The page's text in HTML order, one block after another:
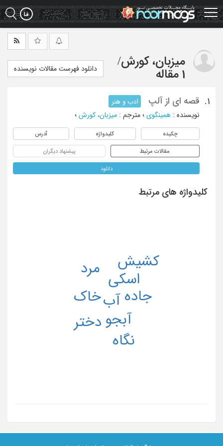
Skip
to
main
میزبان، کورش/
1 مقاله
دانلود فهرست مقالات نویسنده
1. قصه ای از آلپ
ادب و هنر
نویسنده : همینگوی ؛ مترجم : میزبان، کورش ؛
چکیده کلیدواژه آدرس
مقالات مرتبط پیشنهاد دیگران
دانلود
کلیدواژه های مرتبط
آب
آبجو
اسکی
جاده
خاک
دختر
مرد
نگاه
کشیش